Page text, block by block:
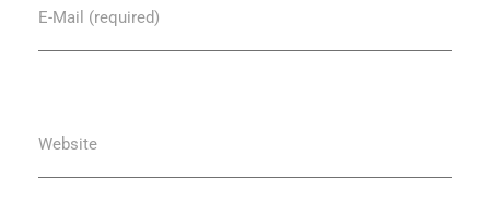
E-Mail (required)
Website